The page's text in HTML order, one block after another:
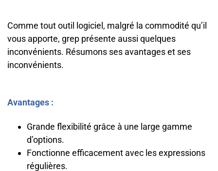
Comme tout outil logiciel, malgré la commodité qu’il
vous apporte, grep présente aussi quelques
inconvénients. Résumons ses avantages et ses
inconvénients.
Avantages :
Grande flexibilité grâce à une large gamme
d’options.
Fonctionne efficacement avec les expressions
régulières.